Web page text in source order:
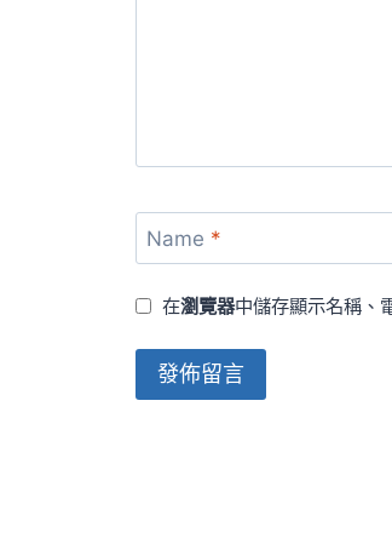
Name *
在瀏覽器中儲存顯示名稱、